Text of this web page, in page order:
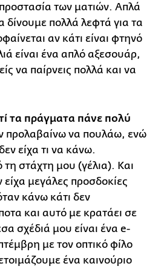
προστασία των ματιών. Απλά
δίνουμε πολλά λεφτά για τα
αν κάτι είναι φτηνό
είναι ένα απλό αξεσουάρ,
να παίρνεις πολλά και να
τα πράγματα πάνε πολύ
προλαβαίνω να πουλάω, ενώ
είχα τι να κάνω.
στάχτη μου (γέλια). Και
είχα μεγάλες προσδοκίες
κάνω κάτι δεν
και αυτό με κρατάει σε
σχέδιά μου είναι ένα e-
με τον οπτικό φίλο
ένα καινούριο